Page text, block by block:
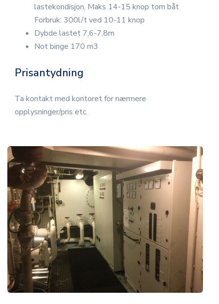
lastekondisjon, Maks 14-15 knop tom båt
Forbruk: 300l/t ved 10-11 knop
Dybde lastet 7,6-7,8m
Not binge 170 m3
Prisantydning
Ta kontakt med kontoret for nærmere
opplysninger/pris etc.